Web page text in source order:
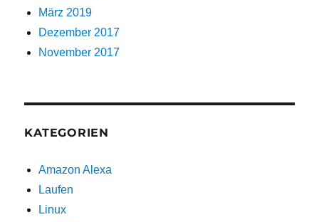
März 2019
Dezember 2017
November 2017
KATEGORIEN
Amazon Alexa
Laufen
Linux